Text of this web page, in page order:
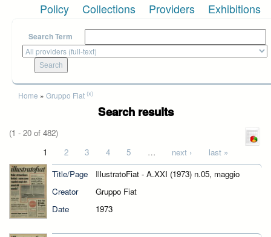
Policy Collections Providers Exhibitions
Search Term
You are here
Home » Gruppo Fiat (x)
Search results
(1 - 20 of 482)
1 2 3 4 5 … next ›
last »
Title/Page
IllustratoFiat - A.XXI (1973) n.05, maggio
Creator
Gruppo Fiat
Date
1973